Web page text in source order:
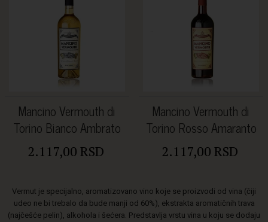
Mancino Vermouth di
Torino Bianco Ambrato
16% 0.75L
2.117,00 RSD
Mancino Vermouth di
Torino Rosso Amaranto
16% 0.75L
2.117,00 RSD
Vermut je specijalno, aromatizovano vino koje se proizvodi od vina (čiji
udeo ne bi trebalo da bude manji od 60%), ekstrakta aromatičnih trava
(najčešće pelin), alkohola i šećera. Predstavlja vrstu vina u koju se dodaju